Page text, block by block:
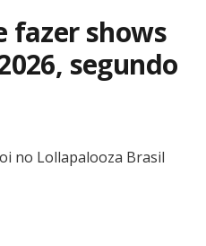
fazer shows
segundo
no Lollapalooza Brasil